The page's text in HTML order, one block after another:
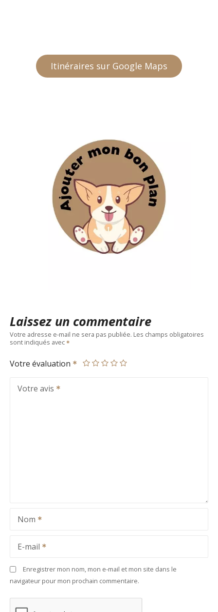
Itinéraires sur Google Maps
Laissez un commentaire
Votre adresse e-mail ne sera pas publiée. Les champs obligatoires
sont indiqués avec
Votre évaluation
Votre avis
Nom
E-mail
Enregistrer mon nom, mon e-mail et mon site dans le
navigateur pour mon prochain commentaire.